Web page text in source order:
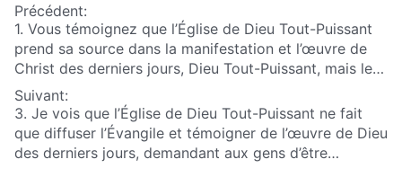
Précédent:
1. Vous témoignez que l’Église de Dieu Tout-Puissant
prend sa source dans la manifestation et l’œuvre de
Christ des derniers jours, Dieu Tout-Puissant, mais le
gouvernement athée du PCC et les dirigeants du
monde religieux condamnent vos enseignements
comme étant une hérésie. Par conséquent, comment
pouvons-nous faire preuve de discernement par
rapport à ce que disent le PCC et le monde religieux ?
Suivant:
3. Je vois que l’Église de Dieu Tout-Puissant ne fait
que diffuser l’Évangile et témoigner de l’œuvre de Dieu
des derniers jours, demandant aux gens d’être